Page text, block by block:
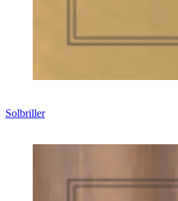
Solbriller